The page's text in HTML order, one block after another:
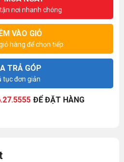
nơi nhanh chóng
VÀO GIỎ
hàng để chọn tiếp
TRẢ GÓP
tục đơn giản
ĐỂ ĐẶT HÀNG